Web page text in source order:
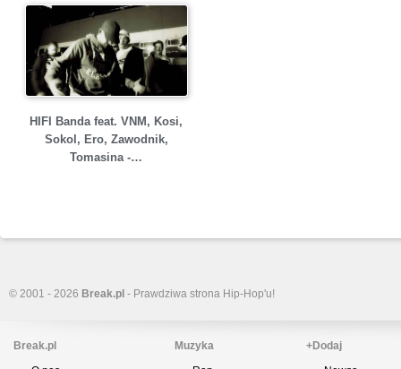
HIFI Banda feat. VNM, Kosi,
Sokol, Ero, Zawodnik,
Tomasina -…
© 2001 - 2026 Break.pl - Prawdziwa strona Hip-Hop'u!
Break.pl
Muzyka
+Dodaj